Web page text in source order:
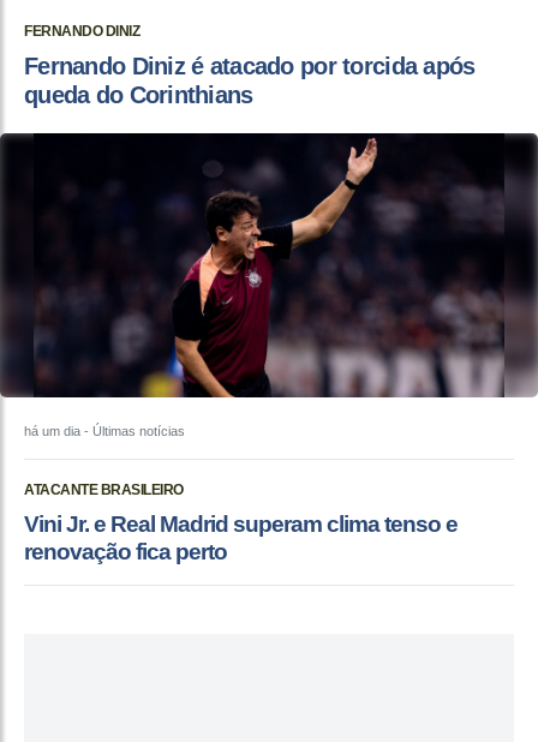
FERNANDO DINIZ
Fernando Diniz é atacado por torcida após
queda do Corinthians
há um dia - Últimas notícias
ATACANTE BRASILEIRO
Vini Jr. e Real Madrid superam clima tenso e
renovação fica perto